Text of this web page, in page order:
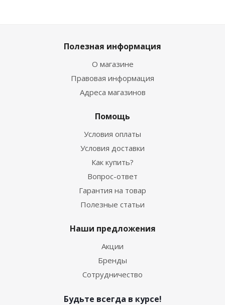
Полезная информация
О магазине
Правовая информация
Адреса магазинов
Помощь
Условия оплаты
Условия доставки
Как купить?
Вопрос-ответ
Гарантия на товар
Полезные статьи
Наши предложения
Акции
Бренды
Сотрудничество
Будьте всегда в курсе!